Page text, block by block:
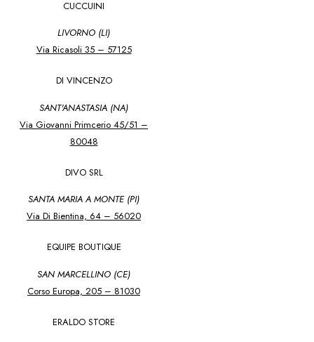
CUCCUINI
LIVORNO (LI)
Via Ricasoli 35 – 57125
DI VINCENZO
SANT'ANASTASIA (NA)
Via Giovanni Primcerio 45/51 –
80048
DIVO SRL
SANTA MARIA A MONTE (PI)
Via Di Bientina, 64 – 56020
EQUIPE BOUTIQUE
SAN MARCELLINO (CE)
Corso Europa, 205 – 81030
ERALDO STORE